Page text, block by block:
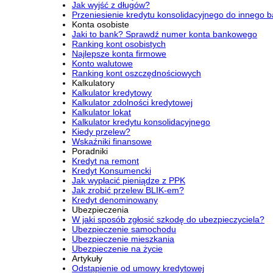
Jak wyjść z długów?
Przeniesienie kredytu konsolidacyjnego do innego
Konta osobiste
Jaki to bank? Sprawdź numer konta bankowego
Ranking kont osobistych
Najlepsze konta firmowe
Konto walutowe
Ranking kont oszczędnościowych
Kalkulatory
Kalkulator kredytowy
Kalkulator zdolności kredytowej
Kalkulator lokat
Kalkulator kredytu konsolidacyjnego
Kiedy przelew?
Wskaźniki finansowe
Poradniki
Kredyt na remont
Kredyt Konsumencki
Jak wypłacić pieniądze z PPK
Jak zrobić przelew BLIK-em?
Kredyt denominowany
Ubezpieczenia
W jaki sposób zgłosić szkodę do ubezpieczyciela?
Ubezpieczenie samochodu
Ubezpieczenie mieszkania
Ubezpieczenie na życie
Artykuły
Odstąpienie od umowy kredytowej